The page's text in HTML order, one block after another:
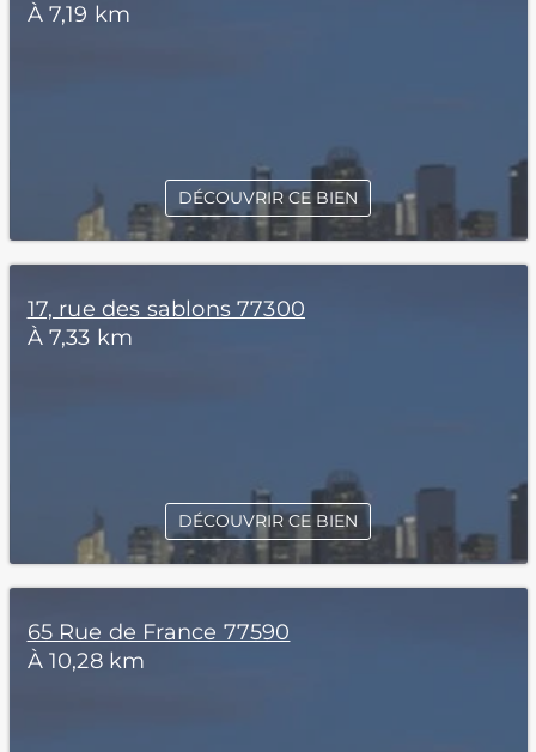
À 7,19 km
DÉCOUVRIR CE BIEN
17, rue des sablons 77300
À 7,33 km
DÉCOUVRIR CE BIEN
65 Rue de France 77590
À 10,28 km